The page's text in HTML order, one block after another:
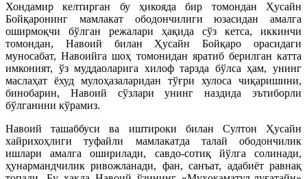
Хондамир келтирган бу ҳикояда бир томондан Ҳусайн
Бойқаронинг мамлакат ободончилиги юзасидан амалга
оширмоқчи бўлган режалари ҳақида сўз кетса, иккинчи
томондан, Навоий билан Ҳусайн Бойқаро орасидаги
муносабат, Навоийга шоҳ томонидан яратиб берилган катта
имконият, ўз муддаоларига хилоф тарзда бўлса ҳам, унинг
маслаҳат ёхуд мулоҳазаларидан тўғри хулоса чиқаришини,
бинобарин, Навоий сўзлари унинг наздида эътиборли
бўлганини кўрамиз.
Навоий ташаббуси ва иштироки билан Султон Ҳусайн
хайрихоҳлиги туфайли мамлакатда талай ободончилик
ишлари амалга оширилади, савдо-сотиқ йўлга солинади,
ҳунармандчилик ривожланади, фан, санъат, адабиёт равнақ